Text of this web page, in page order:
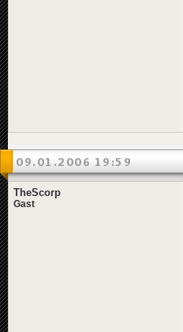
09.01.2006 19:59
TheScorp
Gast